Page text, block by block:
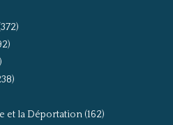
et la Déportation(162)